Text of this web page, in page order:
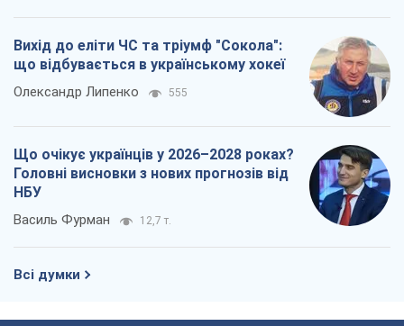
Вихід до еліти ЧС та тріумф "Сокола":
що відбувається в українському хокеї
Олександр Липенко 555
Що очікує українців у 2026–2028 роках?
Головні висновки з нових прогнозів від
НБУ
Василь Фурман 12,7 т.
Всі думки